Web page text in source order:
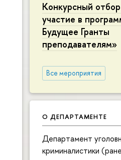
Конкурсный
участие в
Будущее Гранты
преподавателям»
Все мероприятия
О ДЕПАРТАМЕНТЕ
Департамент
криминалистики